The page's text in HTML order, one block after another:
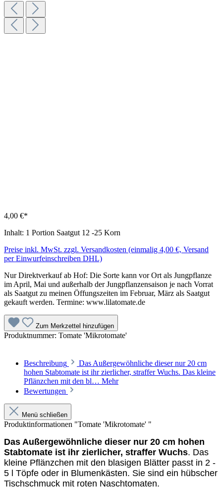
4,00 €*
Inhalt: 1 Portion Saatgut 12 -25 Korn
Preise inkl. MwSt. zzgl. Versandkosten (einmalig 4,00 €, Versand
per Einwurfeinschreiben DHL)
Nur Direktverkauf ab Hof: Die Sorte kann vor Ort als Jungpflanze
im April, Mai und außerhalb der Jungpflanzensaison je nach Vorrat
als Saatgut zu meinen Öffungszeiten im Februar, März als Saatgut
gekauft werden. Termine: www.lilatomate.de
Zum Merkzettel hinzufügen
Produktnummer: Tomate 'Mikrotomate'
Beschreibung
Das Außergewöhnliche dieser nur 20 cm
hohen Stabtomate ist ihr zierlicher, straffer Wuchs. Das kleine
Pflänzchen mit den bl… Mehr
Bewertungen
Menü schließen
Produktinformationen "Tomate 'Mikrotomate' "
Das Außergewöhnliche dieser nur 20 cm hohen
Stabtomate ist ihr zierlicher, straffer Wuchs. Das
kleine Pflänzchen mit den blasigen Blätter passt in 2 -
5 l Töpfe oder in Blumenkästen. Sie sind ein hübscher
Tischschmuck mit roten Naschtomaten.